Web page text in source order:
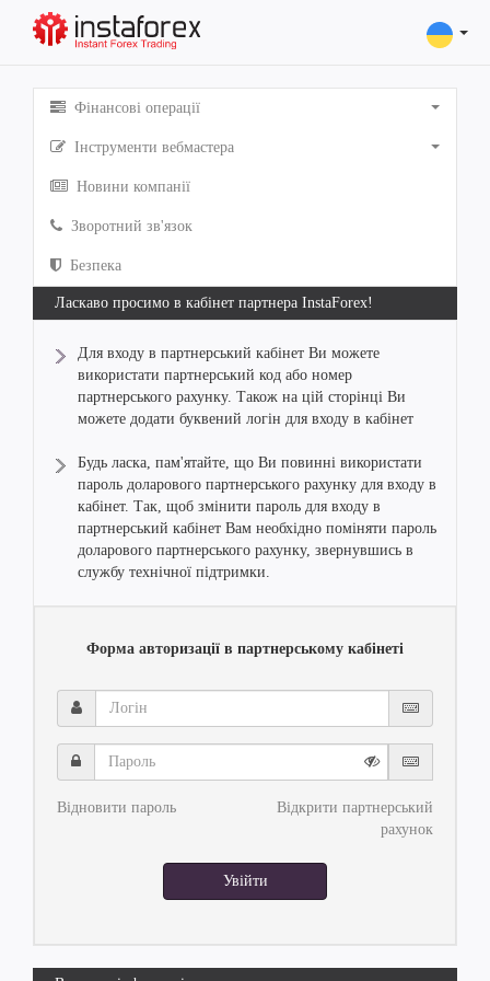
Фінансові операції
Інструменти вебмастера
Новини компанії
Зворотний зв'язок
Безпека
Ласкаво просимо в кабінет партнера InstaForex!
Для входу в партнерський кабінет Ви можете
використати партнерський код або номер
партнерського рахунку. Також на цій сторінці Ви
можете додати буквений логін для входу в кабінет
Будь ласка, пам'ятайте, що Ви повинні використати
пароль доларового партнерського рахунку для входу в
кабінет. Так, щоб змінити пароль для входу в
партнерський кабінет Вам необхідно поміняти пароль
доларового партнерського рахунку, звернувшись в
службу технічної підтримки.
Форма авторизації в партнерському кабінеті
Логін
Пароль
Відновити пароль
Відкрити партнерський
рахунок
Увійти